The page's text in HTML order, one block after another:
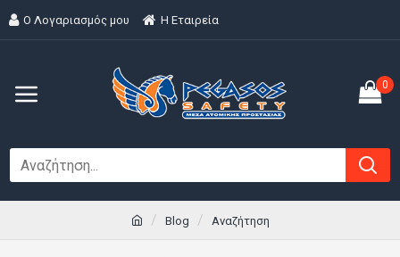
Ο Λογαριασμός μου H Εταιρεία
0
Blog Αναζήτηση